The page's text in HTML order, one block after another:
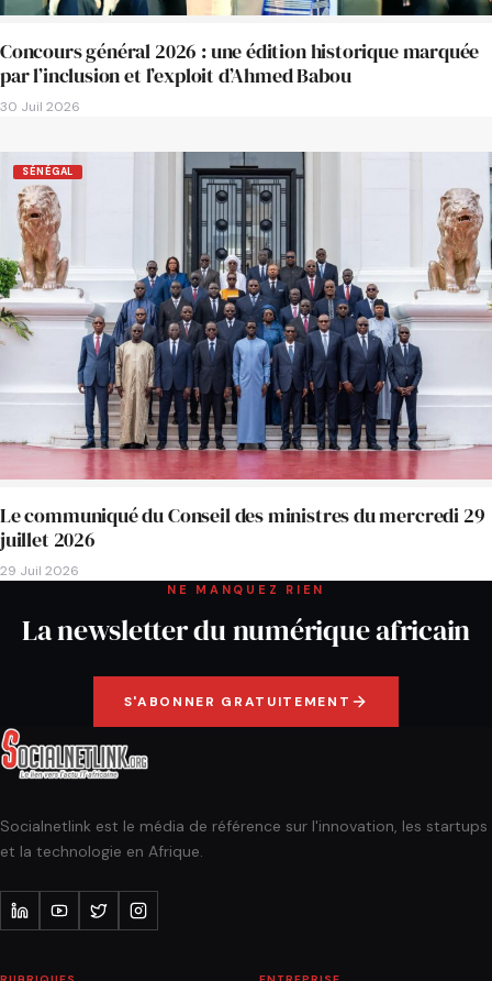
Concours général 2026 : une édition historique marquée
par l’inclusion et l’exploit d’Ahmed Babou
30 Juil 2026
SÉNÉGAL
Le communiqué du Conseil des ministres du mercredi 29
juillet 2026
29 Juil 2026
NE MANQUEZ RIEN
La newsletter du numérique africain
S'ABONNER GRATUITEMENT
Socialnetlink est le média de référence sur l'innovation, les startups
et la technologie en Afrique.